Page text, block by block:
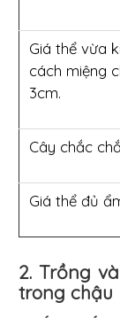
Giá thể vừa
cách miệng
3cm.
Cây chắc
Giá thể đủ
2. Trồng
trong chậu